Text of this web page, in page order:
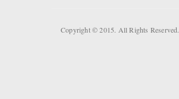
Copyright © 2015. All Rights Reserved.